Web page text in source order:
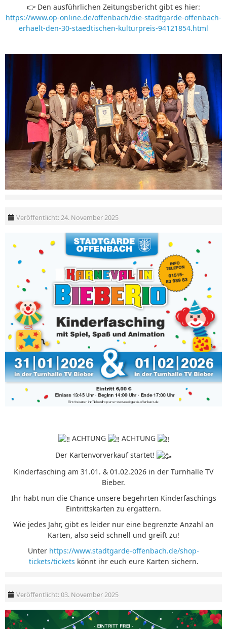
👉 Den ausführlichen Zeitungsbericht gibt es hier:
https://www.op-online.de/offenbach/die-stadtgarde-offenbach-
erhaelt-den-30-staedtischen-kulturpreis-94121854.html
Veröffentlicht: 24. November 2025
ACHTUNG
ACHTUNG
Der Kartenvorverkauf startet!
Kinderfasching am 31.01. & 01.02.2026 in der Turnhalle TV
Bieber.
Ihr habt nun die Chance unsere begehrten Kinderfaschings
Eintrittskarten zu ergattern.
Wie jedes Jahr, gibt es leider nur eine begrenzte Anzahl an
Karten, also seid schnell und greift zu!
Unter https://www.stadtgarde-offenbach.de/shop-
tickets/tickets könnt ihr euch eure Karten sichern.
Veröffentlicht: 03. November 2025